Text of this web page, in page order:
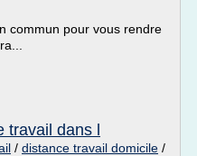
commun pour vous rendre
dans l
/ distance travail domicile /